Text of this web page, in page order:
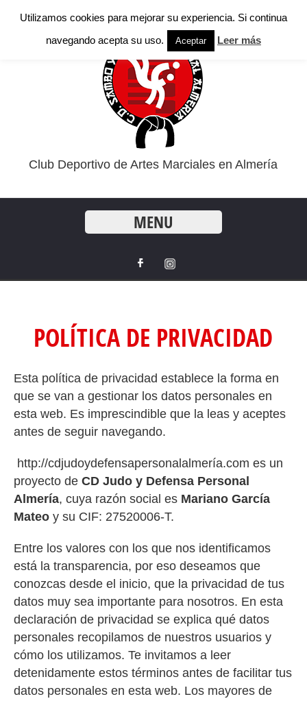
Club Deportivo de Artes Marciales en Almería
MENU
POLÍTICA DE PRIVACIDAD
Esta política de privacidad establece la forma en
que se van a gestionar los datos personales en
esta web. Es imprescindible que la leas y aceptes
antes de seguir navegando.
http://cdjudoydefensapersonalalmería.com es un
proyecto de CD Judo y Defensa Personal
Almería, cuya razón social es Mariano García
Mateo y su CIF: 27520006-T.
Entre los valores con los que nos identificamos
está la transparencia, por eso deseamos que
conozcas desde el inicio, que la privacidad de tus
datos muy sea importante para nosotros. En esta
declaración de privacidad se explica qué datos
personales recopilamos de nuestros usuarios y
cómo los utilizamos. Te invitamos a leer
detenidamente estos términos antes de facilitar tus
datos personales en esta web. Los mayores de
Utilizamos cookies para mejorar su experiencia. Si continua
navegando acepta su uso.
Aceptar Leer más